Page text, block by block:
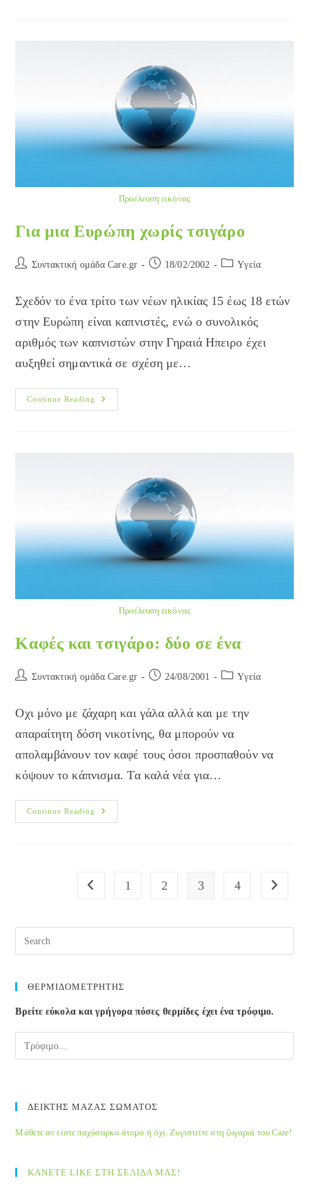
Καπνίσματος
Προέλευση εικόνας
Για μια Ευρώπη χωρίς τσιγάρο
Post Συντακτική ομάδα Care.gr
Post 18/02/2002
PostYγεία
Σχεδόν το ένα τρίτο των νέων ηλικίας 15 έως 18 ετών
στην Ευρώπη είναι καπνιστές, ενώ ο συνολικός
αριθμός των καπνιστών στην Γηραιά Ηπειρο έχει
αυξηθεί σημαντικά σε σχέση με…
Continue Reading
Για
Μια
Προέλευση εικόνας
Καφές και τσιγάρο: δύο σε ένα
Post Συντακτική ομάδα Care.gr
Post 24/08/2001
PostYγεία
Οχι μόνο με ζάχαρη και γάλα αλλά και με την
απαραίτητη δόση νικοτίνης, θα μπορούν να
απολαμβάνουν τον καφέ τους όσοι προσπαθούν να
κόψουν το κάπνισμα. Τα καλά νέα για…
Continue Reading
Καφές
Και
Go to the previous page
1 2 3 4 Go to
ΘΕΡΜΙΔΟΜΕΤΡΗΤΗΣ
Βρείτε εύκολα και γρήγορα πόσες θερμίδες έχει ένα τρόφιμο.
ΔΕΙΚΤΗΣ ΜΑΖΑΣ ΣΩΜΑΤΟΣ
Μάθετε αν είστε παχύσαρκο άτομο ή όχι. Ζυγιστείτε στη ζυγαριά του Care!
ΚΑΝΕΤΕ LIKE ΣΤΗ ΣΕΛΙΔΑ ΜΑΣ!